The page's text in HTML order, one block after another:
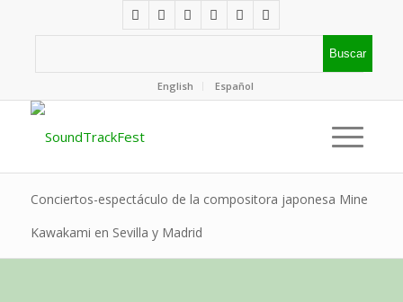
English Español
Conciertos-espectáculo de la compositora japonesa Mine
Kawakami en Sevilla y Madrid